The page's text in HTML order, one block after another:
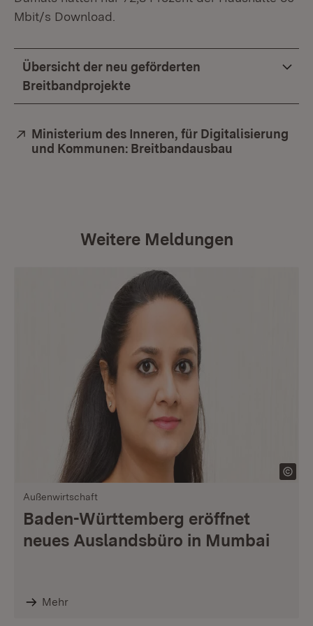
Mbit/s Download.
Übersicht der neu geförderten
Breitbandprojekte
Extern:
Ministerium des Inneren, für Digitalisierung
und Kommunen: Breitbandausbau
Weitere Meldungen
Außenwirtschaft
Baden-Württemberg eröffnet
neues Auslandsbüro in Mumbai
Mehr